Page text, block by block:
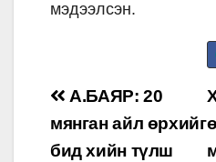
мэдээлсэн.
Post
navigation
А.БАЯР: 20
мянган айл өрхийг
бид хийн түлш